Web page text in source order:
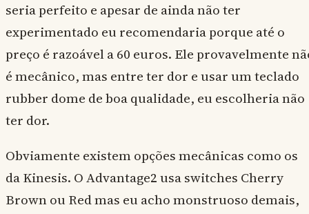
seria perfeito e apesar de ainda não ter
experimentado eu recomendaria porque até o
preço é razoável a 60 euros. Ele provavelmente
é mecânico, mas entre ter dor e usar um teclado
rubber dome de boa qualidade, eu escolheria não
ter dor.
Obviamente existem opções mecânicas como os
da Kinesis. O Advantage2 usa switches Cherry
Brown ou Red mas eu acho monstruoso demais,